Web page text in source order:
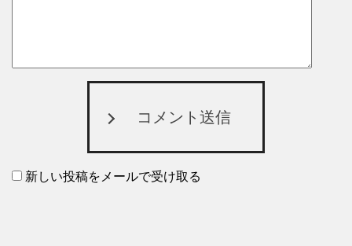
コメント送信
新しい投稿をメールで受け取る